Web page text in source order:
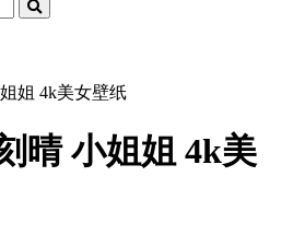
姐 4k美女壁纸
晴 小姐姐 4k美